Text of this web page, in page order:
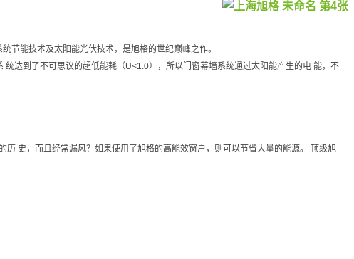
能技术及太阳能光伏技术，是旭格的世纪巅峰之作。
达到了不可思议的超低能耗（U<1.0），所以门窗幕墙系统通过太阳能产生的电 能，不
史，而且经常漏风？如果使用了旭格的高能效窗户，则可以节省大量的能源。 顶级旭